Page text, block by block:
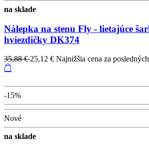
na sklade
Nálepka na stenu Fly - lietajúce
hviezdičky DK374
35,88 €25,12 € Najnižšia cena za
-15%
Nové
na sklade